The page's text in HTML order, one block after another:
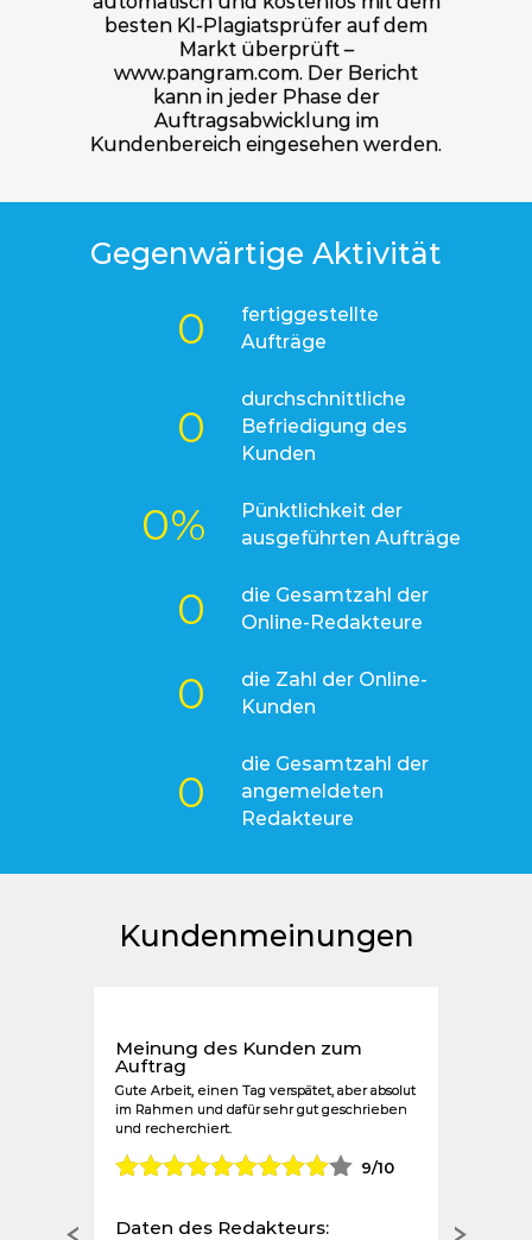
besten KI-Plagiatsprüfer auf dem
Markt überprüft –
www.pangram.com. Der Bericht
kann in jeder Phase der
Auftragsabwicklung im
Kundenbereich eingesehen werden.
Gegenwärtige Aktivität
0
fertiggestellte
Aufträge
0
durchschnittliche
Befriedigung des
Kunden
0%
Pünktlichkeit der
ausgeführten Aufträge
0
die Gesamtzahl der
Online-Redakteure
0
die Zahl der Online-
Kunden
0
die Gesamtzahl der
angemeldeten
Redakteure
Kundenmeinungen
Meinung des Kunden zum
Auftrag
Gute Arbeit, einen Tag verspätet, aber absolut
im Rahmen und dafür sehr gut geschrieben
und recherchiert.
9/10
Daten des Redakteurs: